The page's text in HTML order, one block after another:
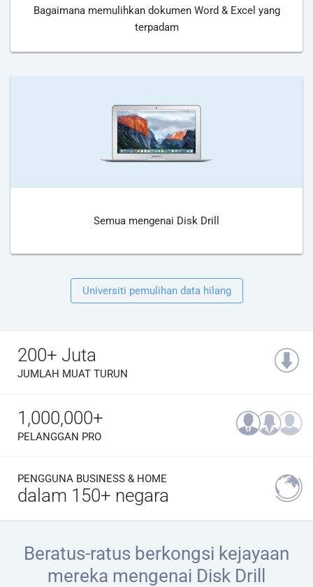
Bagaimana memulihkan dokumen Word & Excel yang
terpadam
Semua mengenai Disk Drill
Universiti pemulihan data hilang
200+ Juta
JUMLAH MUAT TURUN
1,000,000+
PELANGGAN PRO
PENGGUNA BUSINESS & HOME
dalam 150+ negara
Beratus-ratus berkongsi kejayaan
mereka mengenai Disk Drill